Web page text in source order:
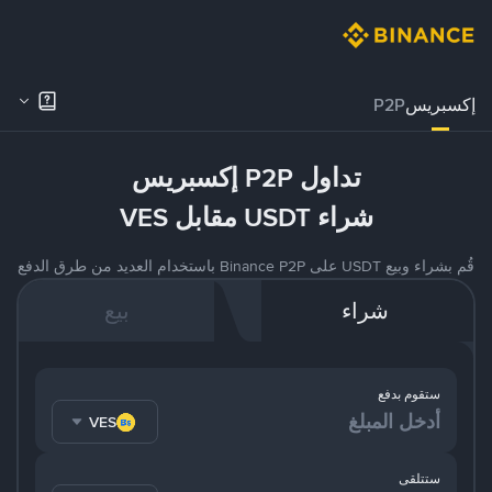
إكسبريسP2P
تداول P2P إكسبريس
شراء USDT مقابل VES
قُم بشراء وبيع USDT على Binance P2P باستخدام العديد من طرق الدفع
شراء بيع
ستقوم بدفع
VES
ستتلقى